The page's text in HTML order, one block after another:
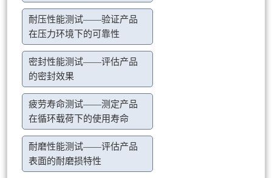
耐压性能测试——验证产品
在压力环境下的可靠性
密封性能测试——评估产品
的密封效果
疲劳寿命测试——测定产品
在循环载荷下的使用寿命
耐磨性能测试——评估产品
表面的耐磨损特性